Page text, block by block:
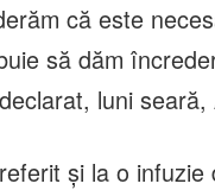
că este
să dăm
luni
şi la o